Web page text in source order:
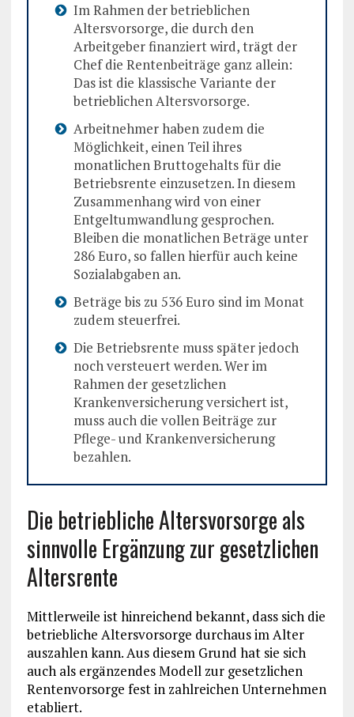
Im Rahmen der betrieblichen
Altersvorsorge, die durch den
Arbeitgeber finanziert wird, trägt der
Chef die Rentenbeiträge ganz allein:
Das ist die klassische Variante der
betrieblichen Altersvorsorge.
Arbeitnehmer haben zudem die
Möglichkeit, einen Teil ihres
monatlichen Bruttogehalts für die
Betriebsrente einzusetzen. In diesem
Zusammenhang wird von einer
Entgeltumwandlung gesprochen.
Bleiben die monatlichen Beträge unter
286 Euro, so fallen hierfür auch keine
Sozialabgaben an.
Beträge bis zu 536 Euro sind im Monat
zudem steuerfrei.
Die Betriebsrente muss später jedoch
noch versteuert werden. Wer im
Rahmen der gesetzlichen
Krankenversicherung versichert ist,
muss auch die vollen Beiträge zur
Pflege- und Krankenversicherung
bezahlen.
Die betriebliche Altersvorsorge als
sinnvolle Ergänzung zur gesetzlichen
Altersrente
Mittlerweile ist hinreichend bekannt, dass sich die
betriebliche Altersvorsorge durchaus im Alter
auszahlen kann. Aus diesem Grund hat sie sich
auch als ergänzendes Modell zur gesetzlichen
Rentenvorsorge fest in zahlreichen Unternehmen
etabliert.